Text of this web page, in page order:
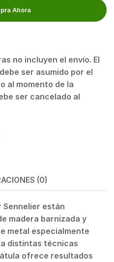
Ahora
no incluyen el envío. El
ser asumido por el
al momento de la
ser cancelado al
(0)
Sennelier están
madera barnizada y
metal especialmente
distintas técnicas
ofrece resultados